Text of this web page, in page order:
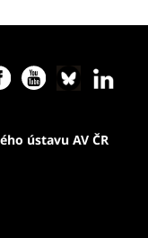
ústavu AV ČR